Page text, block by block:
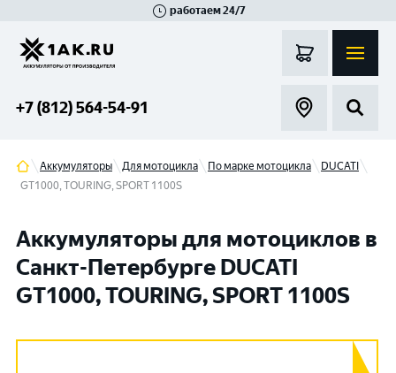
работаем 24/7
+7 (812) 564-54-91
Аккумуляторы Для мотоцикла По марке мотоцикла
DUCATI
GT1000, TOURING, SPORT 1100S
Аккумуляторы для мотоциклов в
Санкт-Петербурге DUCATI
GT1000, TOURING, SPORT 1100S
Гатчина